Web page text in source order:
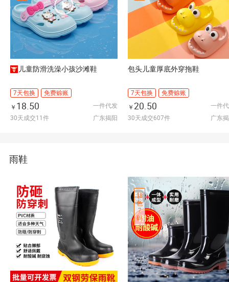
儿童防滑洗澡小孩沙滩鞋
7天包换
免费赊账
￥ 18.50
一件代发
30天成交11件
广东揭阳
包头儿童厚底外穿拖鞋
7天包换
免费赊账
￥ 20.50
一件
30天成交607件
广东
雨鞋
18
色
7
码